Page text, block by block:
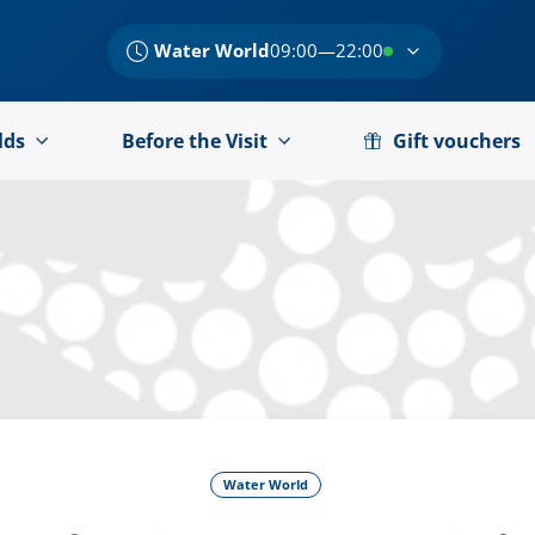
Water World09:00—22:00
Before the Visit Gift vouchers
Water World